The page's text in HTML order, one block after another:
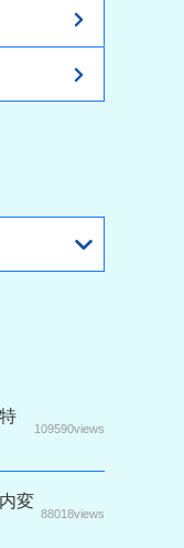
109590views
変
88018views